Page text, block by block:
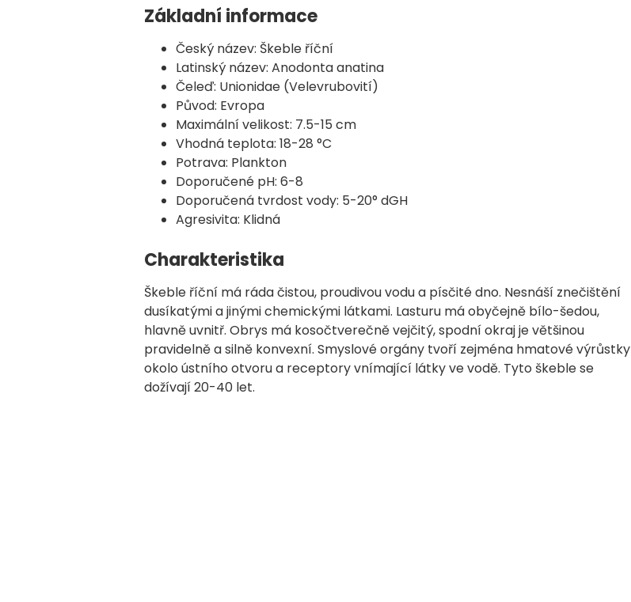
Základní informace
Český název: Škeble říční
Latinský název: Anodonta anatina
Čeleď: Unionidae (Velevrubovití)
Původ: Evropa
Maximální velikost: 7.5-15 cm
Vhodná teplota: 18-28 °C
Potrava: Plankton
Doporučené pH: 6-8
Doporučená tvrdost vody: 5-20° dGH
Agresivita: Klidná
Charakteristika
Škeble říční má ráda čistou, proudivou vodu a písčité dno. Nesnáší znečištění
dusíkatými a jinými chemickými látkami. Lasturu má obyčejně bílo-šedou,
hlavně uvnitř. Obrys má kosočtverečně vejčitý, spodní okraj je většinou
pravidelně a silně konvexní. Smyslové orgány tvoří zejména hmatové výrůstky
okolo ústního otvoru a receptory vnímající látky ve vodě. Tyto škeble se
dožívají 20-40 let.